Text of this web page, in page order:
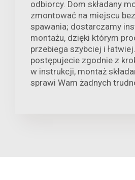
odbiorcy. Dom składany
zmontować na miejscu
spawania; dostarczamy
montażu, dzięki którym
przebiega szybciej i
postępujecie zgodnie z
w instrukcji, montaż
sprawi Wam żadnych